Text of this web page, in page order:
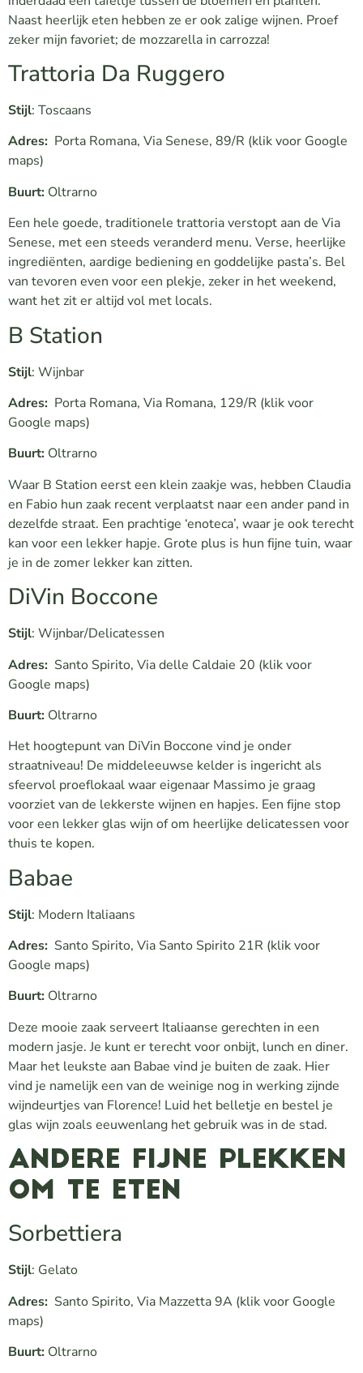
Naast heerlijk eten hebben ze er ook zalige wijnen. Proef
zeker mijn favoriet; de mozzarella in carrozza!
Trattoria Da Ruggero
Stijl: Toscaans
Adres: Porta Romana, Via Senese, 89/R (klik voor Google
maps)
Buurt: Oltrarno
Een hele goede, traditionele trattoria verstopt aan de Via
Senese, met een steeds veranderd menu. Verse, heerlijke
ingrediënten, aardige bediening en goddelijke pasta’s. Bel
van tevoren even voor een plekje, zeker in het weekend,
want het zit er altijd vol met locals.
B Station
Stijl: Wijnbar
Adres: Porta Romana, Via Romana, 129/R (klik voor
Google maps)
Buurt: Oltrarno
Waar B Station eerst een klein zaakje was, hebben Claudia
en Fabio hun zaak recent verplaatst naar een ander pand in
dezelfde straat. Een prachtige ‘enoteca’, waar je ook terecht
kan voor een lekker hapje. Grote plus is hun fijne tuin, waar
je in de zomer lekker kan zitten.
DiVin Boccone
Stijl: Wijnbar/Delicatessen
Adres: Santo Spirito, Via delle Caldaie 20 (klik voor
Google maps)
Buurt: Oltrarno
Het hoogtepunt van DiVin Boccone vind je onder
straatniveau! De middeleeuwse kelder is ingericht als
sfeervol proeflokaal waar eigenaar Massimo je graag
voorziet van de lekkerste wijnen en hapjes. Een fijne stop
voor een lekker glas wijn of om heerlijke delicatessen voor
thuis te kopen.
Babae
Stijl: Modern Italiaans
Adres: Santo Spirito, Via Santo Spirito 21R (klik voor
Google maps)
Buurt: Oltrarno
Deze mooie zaak serveert Italiaanse gerechten in een
modern jasje. Je kunt er terecht voor onbijt, lunch en diner.
Maar het leukste aan Babae vind je buiten de zaak. Hier
vind je namelijk een van de weinige nog in werking zijnde
wijndeurtjes van Florence! Luid het belletje en bestel je
glas wijn zoals eeuwenlang het gebruik was in de stad.
Andere fijne plekken
om te eten
Sorbettiera
Stijl: Gelato
Adres: Santo Spirito, Via Mazzetta 9A (klik voor Google
maps)
Buurt: Oltrarno